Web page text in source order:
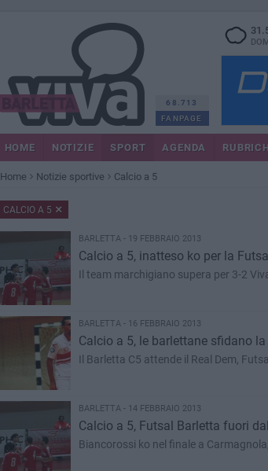
68.713
FANPAGE
HOME NOTIZIE SPORT AGENDA
Home Notizie sportive Calcio a 5
CALCIO A 5
BARLETTA - 19 FEBBRAIO 2013
Calcio a 5, inatteso ko per la
Il team marchigiano supera per 3-2
BARLETTA - 16 FEBBRAIO 2013
Calcio a 5, le barlettane sfidano
Il Barletta C5 attende il Real Dem,
BARLETTA - 14 FEBBRAIO 2013
Calcio a 5, Futsal Barletta fuori
Biancorossi ko nel finale a